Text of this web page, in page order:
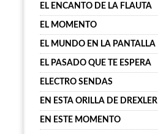
EL ENCANTO DE LA FLAUTA
EL MOMENTO
EL MUNDO EN LA PANTALLA
EL PASADO QUE TE ESPERA
ELECTRO SENDAS
EN ESTA ORILLA DE DREXLER
EN ESTE MOMENTO